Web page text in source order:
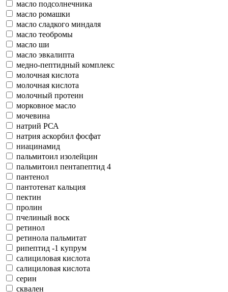
масло подсолнечника
масло ромашки
масло сладкого миндаля
масло теобромы
масло ши
масло эвкалипта
медно-пептидный комплекс
молочная кислота
молочная кислота
молочный протеин
морковное масло
мочевина
натрий РСА
натрия аскорбил фосфат
ниацинамид
пальмитоил изолейцин
пальмитоил пентапептид 4
пантенол
пантотенат кальция
пектин
пролин
пчелиный воск
ретинол
ретинола пальмитат
рипептид -1 купрум
салициловая кислота
салициловая кислота
серин
сквален